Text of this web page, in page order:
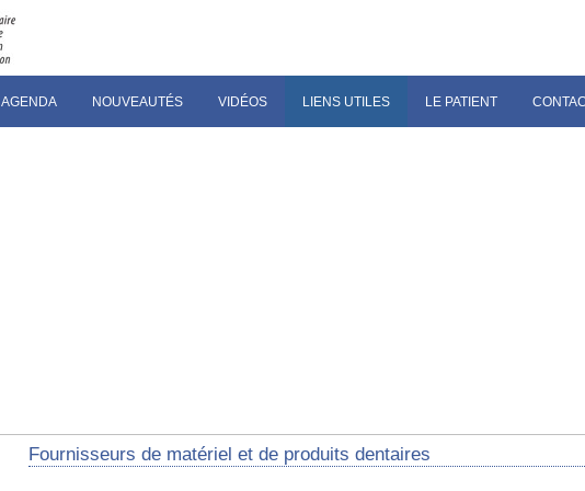
AGENDA NOUVEAUTÉS VIDÉOS LIENS UTILES LE PATIENT
Fournisseurs de matériel et de produits dentaires